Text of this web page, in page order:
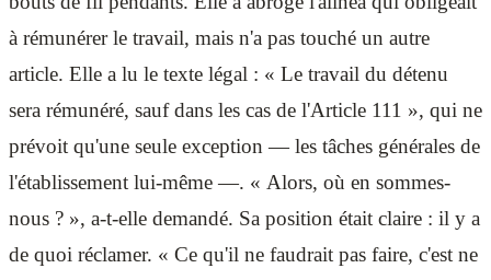
à rémunérer le travail, mais n'a pas touché un autre
article. Elle a lu le texte légal : « Le travail du détenu
sera rémunéré, sauf dans les cas de l'Article 111 », qui ne
prévoit qu'une seule exception — les tâches générales de
l'établissement lui-même —. « Alors, où en sommes-
nous ? », a-t-elle demandé. Sa position était claire : il y a
de quoi réclamer. « Ce qu'il ne faudrait pas faire, c'est ne